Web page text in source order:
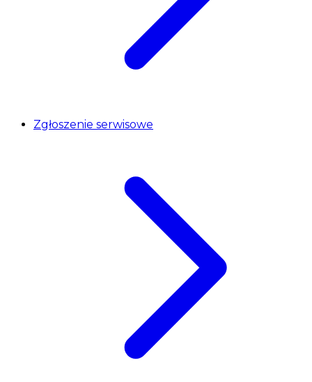
Zgłoszenie serwisowe